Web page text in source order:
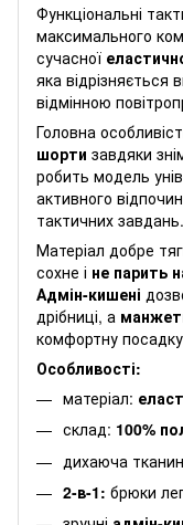
Функціональні
максимального
сучасної
яка відрізняється
відмінною
Головна
шорти завдяки
робить модель
активного
тактичних завдань.
Матеріал добре
сохне і не парить
Адмін-кишені
дрібниці, а
комфортну
Особливості:
матеріал:
склад: 100%
дихаюча
2-в-1: брюки